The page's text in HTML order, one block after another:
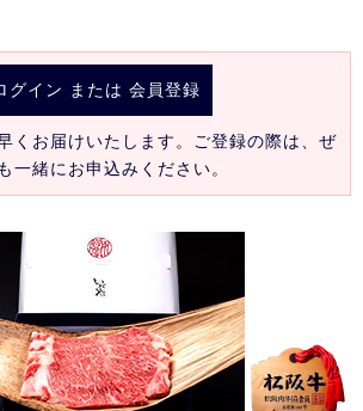
グイン または 会員登録
くお届けいたします。ご登録の際は、ぜ
一緒にお申込みください。